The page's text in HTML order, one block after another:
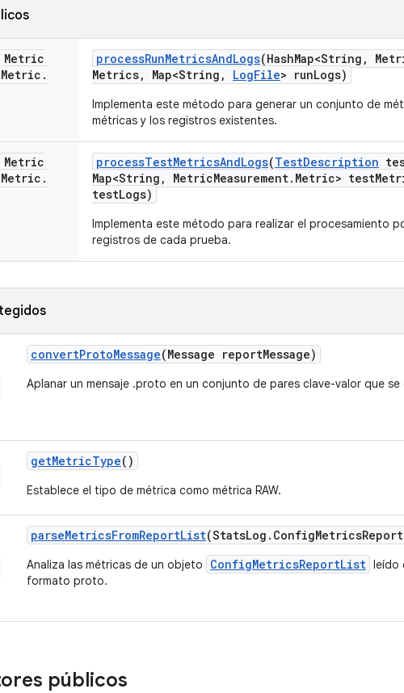
Metric
Metric .
processRunMetricsAndLogs(HashMap<String ,
Metrics, Map<String , LogFile> runLogs)
Implementa este método para generar un conjunto de
métricas y los registros existentes.
Metric
Metric .
processTestMetricsAndLogs(TestDescription
Map<String , MetricMeasurement. Metric> test
testLogs)
Implementa este método para realizar el procesamiento
registros de cada prueba.
convertProtoMessage(Message reportMessage)
Aplanar un mensaje .proto en un conjunto de pares clave-valor que
getMetricType()
Establece el tipo de métrica como métrica RAW.
parseMetricsFromReportList(StatsLog . ConfigMetricsReport
Analiza las métricas de un objeto ConfigMetricsReportList leído
formato proto.
públicos